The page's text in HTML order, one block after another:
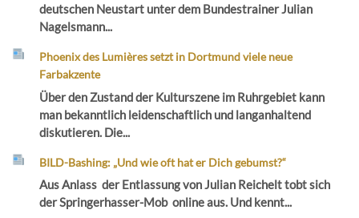
deutschen Neustart unter dem Bundestrainer Julian
Nagelsmann...
Phoenix des Lumières setzt in Dortmund viele neue
Farbakzente
Über den Zustand der Kulturszene im Ruhrgebiet kann
man bekanntlich leidenschaftlich und langanhaltend
diskutieren. Die...
BILD-Bashing: „Und wie oft hat er Dich gebumst?“
Aus Anlass der Entlassung von Julian Reichelt tobt sich
der Springerhasser-Mob online aus. Und kennt...